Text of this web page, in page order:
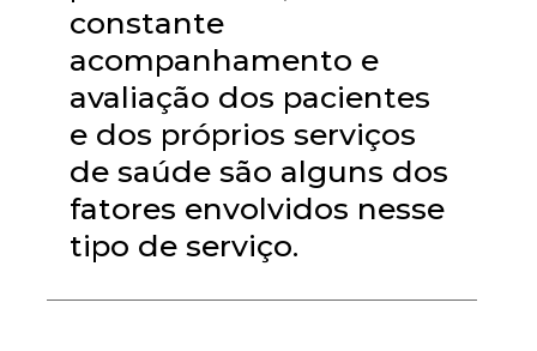
constante
acompanhamento e
avaliação dos pacientes
e dos próprios serviços
de saúde são alguns dos
fatores envolvidos nesse
tipo de serviço.